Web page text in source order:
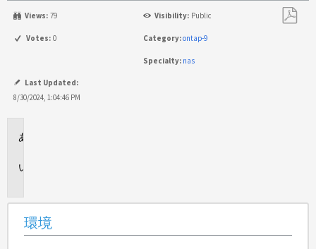
Views: 79 Visibility: Public
Votes: 0 Category:ontap-9
Specialty: nas
Last Updated:
8/30/2024, 1:04:46 PM
環境